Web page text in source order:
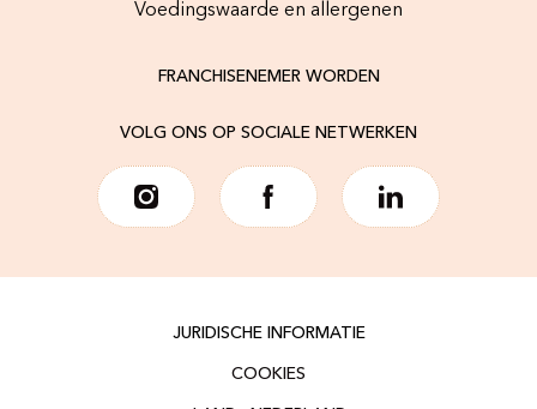
Voedingswaarde en allergenen
FRANCHISENEMER WORDEN
VOLG ONS OP SOCIALE NETWERKEN
JURIDISCHE INFORMATIE
COOKIES